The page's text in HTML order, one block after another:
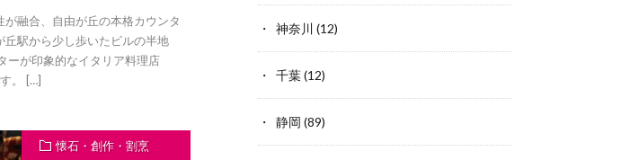
が融合、自由が丘の本格カウンタ
丘駅から少し歩いたビルの半地
ーが印象的なイタリア料理店
。 […]
懐石・創作・割烹
神奈川 (12)
千葉(12)
静岡 (89)